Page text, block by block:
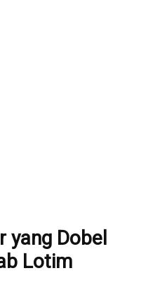
yang Dobel
Lotim